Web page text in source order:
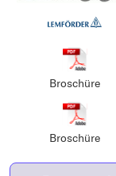
Broschüre
Broschüre